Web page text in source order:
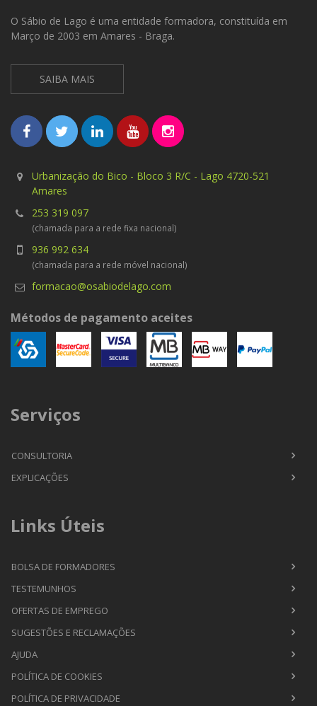
O Sábio de Lago é uma entidade formadora, constituída em
Março de 2003 em Amares - Braga.
SAIBA MAIS
Urbanização do Bico - Bloco 3 R/C - Lago 4720-521
Amares
253 319 097
(chamada para a rede fixa nacional)
936 992 634
(chamada para a rede móvel nacional)
formacao@osabiodelago.com
Métodos de pagamento aceites
Serviços
CONSULTORIA
EXPLICAÇÕES
Links Úteis
BOLSA DE FORMADORES
TESTEMUNHOS
OFERTAS DE EMPREGO
SUGESTÕES E RECLAMAÇÕES
AJUDA
POLÍTICA DE COOKIES
POLÍTICA DE PRIVACIDADE